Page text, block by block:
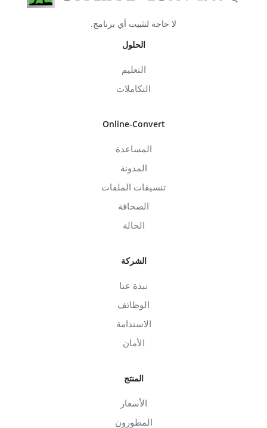
لا حاجة لتثبيت أي برنامج.
الحلول
التعليم
التكاملات
Online-Convert
المساعدة
المدونة
تنسيقات الملفات
الصحافة
الحالة
الشركة
نبذة عنا
الوظائف
الاستدامة
الأمان
المنتج
الأسعار
المطورون